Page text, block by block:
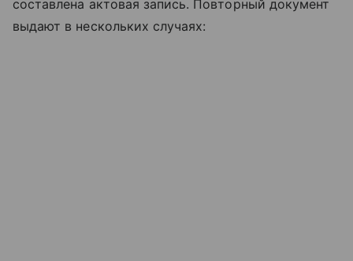
составлена актовая запись. Повторный документ
выдают в нескольких случаях: